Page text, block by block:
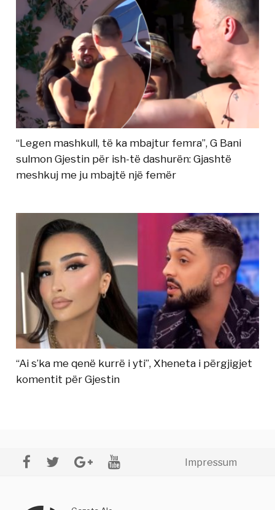
“Legen mashkull, të ka mbajtur femra”, G Bani
sulmon Gjestin për ish-të dashurën: Gjashtë
meshkuj me ju mbajtë një femër
“Ai s’ka me qenë kurrë i yti”, Xheneta i përgjigjet
komentit për Gjestin
Impressum